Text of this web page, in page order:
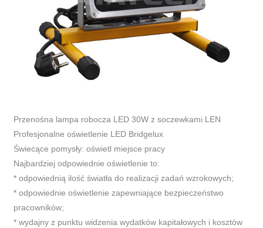
Przenośna lampa robocza LED 30W z soczewkami LEN
Profesjonalne oświetlenie LED Bridgelux
Świecące pomysły: oświetl miejsce pracy
Najbardziej odpowiednie oświetlenie to:
* odpowiednią ilość światła do realizacji zadań wzrokowych;
* odpowiednie oświetlenie zapewniające bezpieczeństwo
pracowników;
* wydajny z punktu widzenia wydatków kapitałowych i kosztów